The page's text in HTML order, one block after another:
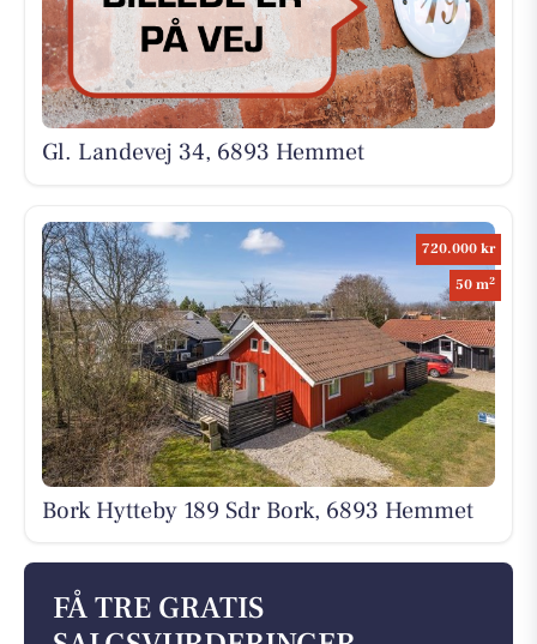
Gl. Landevej 34, 6893 Hemmet
720.000 kr
50 m2
Bork Hytteby 189 Sdr Bork, 6893 Hemmet
FÅ TRE GRATIS